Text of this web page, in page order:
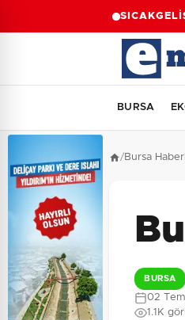
SICAK
BURSA
/Bursa
BURSA
02
1.1K